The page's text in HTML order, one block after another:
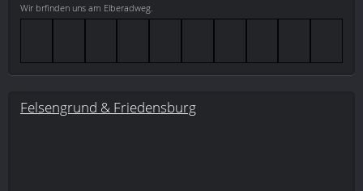
Wir brfinden uns am Elberadweg.
Felsengrund & Friedensburg